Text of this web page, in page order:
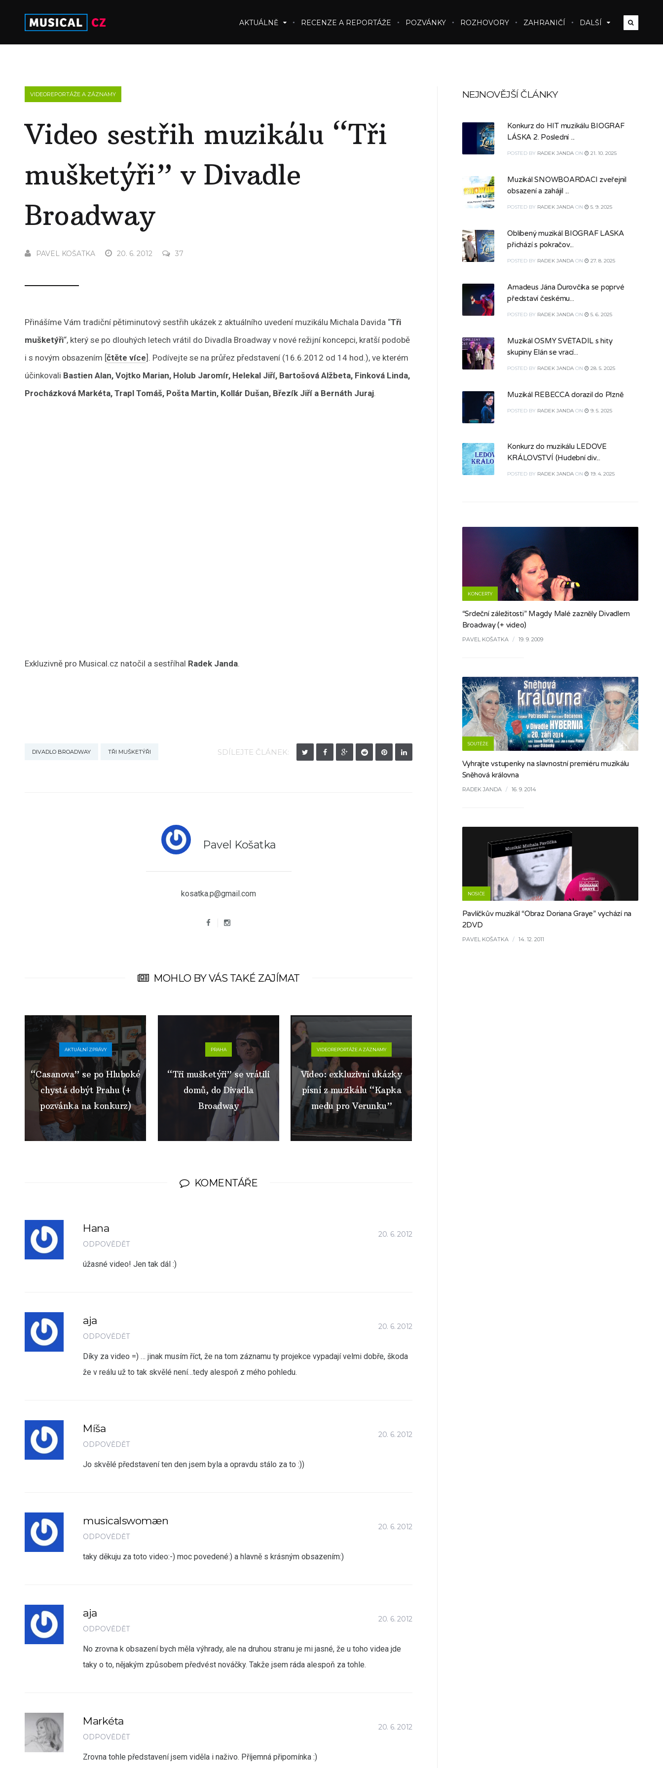
AKTUÁLNĚ RECENZE A REPORTÁŽE POZVÁNKY ROZHOVORY ZAHRANIČÍ DALŠÍ
VIDEOREPORTÁŽE A ZÁZNAMY
Video sestřih muzikálu “Tři
mušketýři” v Divadle
Broadway
PAVEL KOŠATKA 20. 6. 2012 37
Přinášíme Vám tradiční pětiminutový sestřih ukázek z aktuálního uvedení muzikálu Michala Davida “Tři
mušketýři“, který se po dlouhých letech vrátil do Divadla Broadway v nové režijní koncepci, kratší podobě
i s novým obsazením [čtěte více]. Podívejte se na průřez představení (16.6.2012 od 14 hod.), ve kterém
účinkovali Bastien Alan, Vojtko Marian, Holub Jaromír, Helekal Jiří, Bartošová Alžbeta, Finková Linda,
Procházková Markéta, Trapl Tomáš, Pošta Martin, Kollár Dušan, Březík Jiří a Bernáth Juraj.
Exkluzivně pro Musical.cz natočil a sestříhal Radek Janda.
DIVADLO BROADWAY TŘI MUŠKETÝŘI SDÍLEJTE ČLÁNEK:
Pavel Košatka
kosatka.p@gmail.com
MOHLO BY VÁS TAKÉ ZAJÍMAT
AKTUÁLNÍ ZPRÁVY
“Casanova” se po Hluboké
chystá dobýt Prahu (+
pozvánka na konkurz)
PRAHA
“Tři mušketýři” se vrátili
domů, do Divadla
Broadway
VIDEOREPORTÁŽE A ZÁZNAMY
Video: exkluzivní ukázky
písní z muzikálu “Kapka
medu pro Verunku”
KOMENTÁŘE
Hana
ODPOVĚDĚT
20. 6. 2012
úžasné video! Jen tak dál :)
aja
ODPOVĚDĚT
20. 6. 2012
Díky za video =) … jinak musím říct, že na tom záznamu ty projekce vypadají velmi dobře, škoda
že v reálu už to tak skvělé není…tedy alespoň z mého pohledu.
Míša
ODPOVĚDĚT
20. 6. 2012
Jo skvělé představení ten den jsem byla a opravdu stálo za to :))
musicalswomæn
ODPOVĚDĚT
20. 6. 2012
taky děkuju za toto video:-) moc povedené:) a hlavně s krásným obsazením:)
aja
ODPOVĚDĚT
20. 6. 2012
No zrovna k obsazení bych měla výhrady, ale na druhou stranu je mi jasné, že u toho videa jde
taky o to, nějakým způsobem předvést nováčky. Takže jsem ráda alespoň za tohle.
Markéta
ODPOVĚDĚT
20. 6. 2012
Zrovna tohle představení jsem viděla i naživo. Příjemná připomínka :)
NEJNOVĚJŠÍ ČLÁNKY
Konkurz do HIT muzikálu BIOGRAF
LÁSKA 2. Poslední ...
POSTED BY RADEK JANDA ON 21. 10. 2025
Muzikál SNOWBOARĎÁCI zveřejnil
obsazení a zahájil ...
POSTED BY RADEK JANDA ON 5. 9. 2025
Oblíbený muzikál BIOGRAF LÁSKA
přichází s pokračov...
POSTED BY RADEK JANDA ON 27. 8. 2025
Amadeus Jána Ďurovčíka se poprvé
představí českému...
POSTED BY RADEK JANDA ON 5. 6. 2025
Muzikál OSMÝ SVĚTADÍL s hity
skupiny Elán se vrací...
POSTED BY RADEK JANDA ON 28. 5. 2025
Muzikál REBECCA dorazil do Plzně
POSTED BY RADEK JANDA ON 9. 5. 2025
Konkurz do muzikálu LEDOVÉ
KRÁLOVSTVÍ (Hudební div...
POSTED BY RADEK JANDA ON 19. 4. 2025
KONCERTY
“Srdeční záležitosti” Magdy Malé zazněly Divadlem
Broadway (+ video)
PAVEL KOŠATKA / 19. 9. 2009
SOUTĚŽE
Vyhrajte vstupenky na slavnostní premiéru muzikálu
Sněhová královna
RADEK JANDA / 16. 9. 2014
NOSIČE
Pavlíčkův muzikál “Obraz Doriana Graye” vychází na
2DVD
PAVEL KOŠATKA / 14. 12. 2011